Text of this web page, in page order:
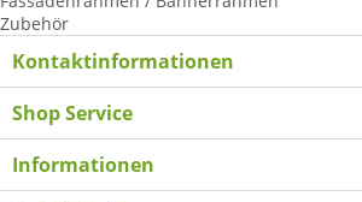
Zubehör
Kontaktinformationen
Shop Service
Informationen